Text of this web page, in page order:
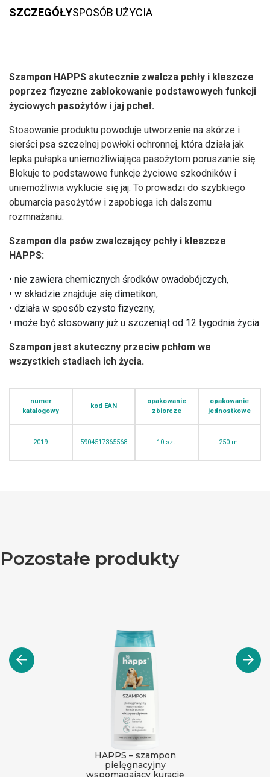
SZCZEGÓŁYSPOSÓB UŻYCIA
Szampon HAPPS skutecznie zwalcza pchły i kleszcze
poprzez fizyczne zablokowanie podstawowych funkcji
życiowych pasożytów i jaj pcheł.
Stosowanie produktu powoduje utworzenie na skórze i
sierści psa szczelnej powłoki ochronnej, która działa jak
lepka pułapka uniemożliwiająca pasożytom poruszanie się.
Blokuje to podstawowe funkcje życiowe szkodników i
uniemożliwia wyklucie się jaj. To prowadzi do szybkiego
obumarcia pasożytów i zapobiega ich dalszemu
rozmnażaniu.
Szampon dla psów zwalczający pchły i kleszcze
HAPPS:
• nie zawiera chemicznych środków owadobójczych,
• w składzie znajduje się dimetikon,
• działa w sposób czysto fizyczny,
• może być stosowany już u szczeniąt od 12 tygodnia życia.
Szampon jest skuteczny przeciw pchłom we
wszystkich stadiach ich życia.
numer
katalogowy
kod EAN
opakowanie
zbiorcze
opakowanie
jednostkowe
2019 5904517365568 10 szt. 250 ml
Pozostałe produkty
HAPPS – szampon
pielęgnacyjny
wspomagający kurację